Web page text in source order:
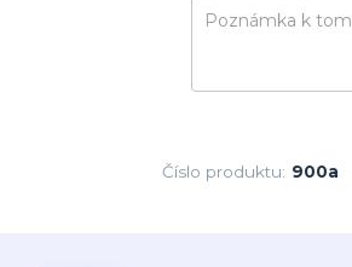
Číslo produktu: 900a